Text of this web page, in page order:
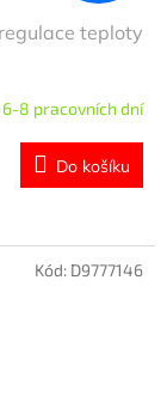
teploty
8 pracovních dní
Do košíku
Kód: D9777146